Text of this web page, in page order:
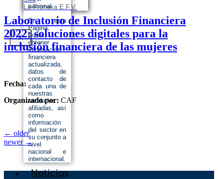
La Primera E.F.V.
X
nacional.
En esta
Página,
podrá
obtener
información
financiera
actualizada,
datos de
contacto de
cada una de
nuestras
entidades
afiliadas, así
como
información
del sector en
su conjunto a
nivel
nacional e
internacional.
Noticias
Laboratorio de Inclusión Financiera
2022: soluciones digitales para la
inclusión financiera de las mujeres
Fecha:
Organizado por: CAF
← older
newer →